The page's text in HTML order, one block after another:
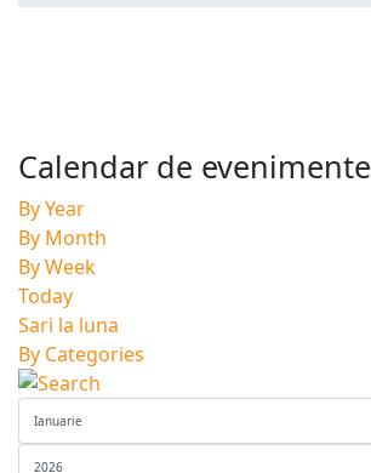
Calendar de evenimente
By Year
By Month
By Week
Today
Sari la luna
By Categories